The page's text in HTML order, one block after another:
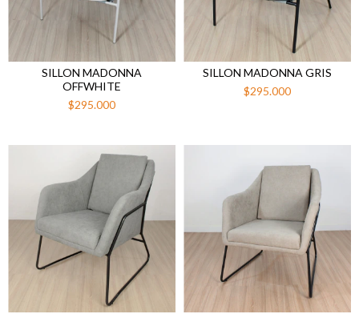
SILLON MADONNA
OFFWHITE
$295.000
SILLON MADONNA GRIS
$295.000